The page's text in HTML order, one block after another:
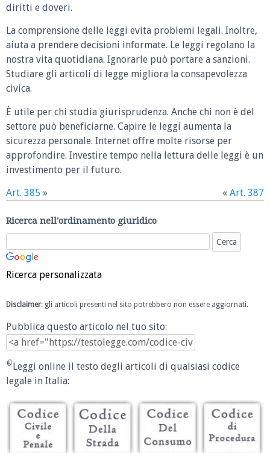
diritti e doveri.
La comprensione delle leggi evita problemi legali. Inoltre,
aiuta a prendere decisioni informate. Le leggi regolano la
nostra vita quotidiana. Ignorarle può portare a sanzioni.
Studiare gli articoli di legge migliora la consapevolezza
civica.
È utile per chi studia giurisprudenza. Anche chi non è del
settore può beneficiarne. Capire le leggi aumenta la
sicurezza personale. Internet offre molte risorse per
approfondire. Investire tempo nella lettura delle leggi è un
investimento per il futuro.
Art. 385 » « Art. 387
Ricerca nell'ordinamento giuridico
Ricerca personalizzata
Disclaimer: gli articoli presenti nel sito potrebbero non essere aggiornati.
Pubblica questo articolo nel tuo sito:
Leggi online il testo degli articoli di qualsiasi codice
legale in Italia: